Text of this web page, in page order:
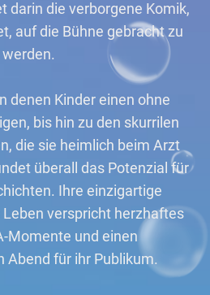
darin die verborgene Komik,
auf die Bühne gebracht zu
werden.
denen Kinder einen ohne
bis hin zu den skurrilen
die sie heimlich beim Arzt
überall das Potenzial für
Ihre einzigartige
verspricht herzhaftes
Momente und einen
Abend für ihr Publikum.